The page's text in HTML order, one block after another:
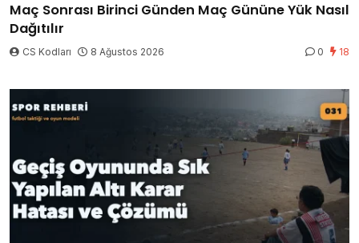
Maç Sonrası Birinci Günden Maç Gününe Yük Nasıl
Dağıtılır
CS Kodları 8 Ağustos 2026 0 18